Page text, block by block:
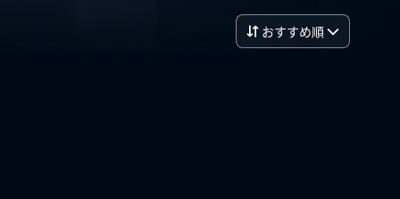
おすすめ順